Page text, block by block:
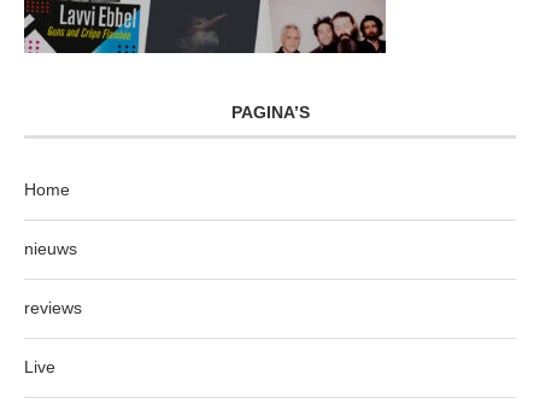
PAGINA’S
Home
nieuws
reviews
Live